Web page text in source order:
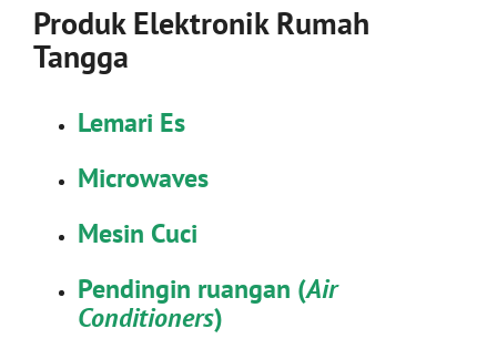
Produk Elektronik Rumah
Tangga
Lemari Es
Microwaves
Mesin Cuci
Pendingin ruangan (Air
Conditioners)